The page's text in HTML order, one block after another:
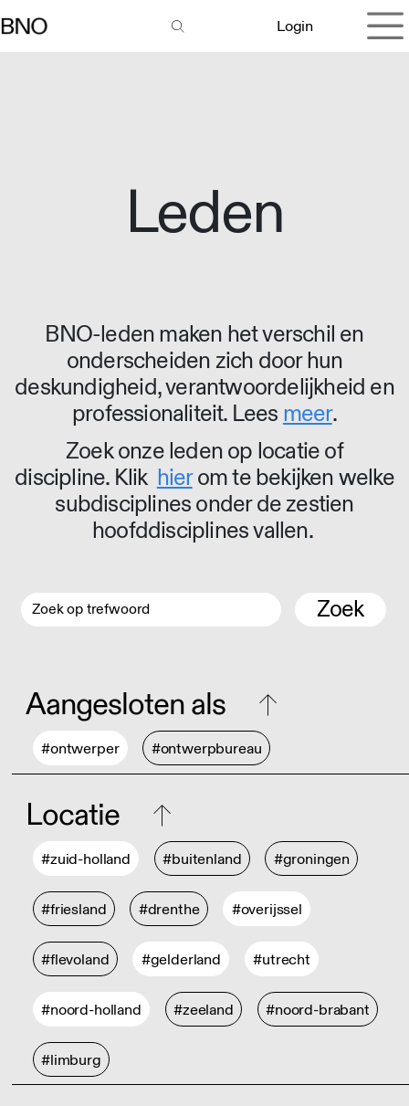
Login
Leden
BNO-leden maken het verschil en
onderscheiden zich door hun
deskundigheid, verantwoordelijkheid en
professionaliteit. Lees meer.
Zoek onze leden op locatie of
discipline. Klik hierom te bekijken welke
subdisciplines onder de zestien
hoofddisciplines vallen.
Zoek
Aangesloten als
#ontwerper #ontwerpbureau
Locatie
#zuid-holland #buitenland #groningen
#friesland #drenthe #overijssel
#flevoland #gelderland #utrecht
#noord-holland #zeeland #noord-brabant
#limburg